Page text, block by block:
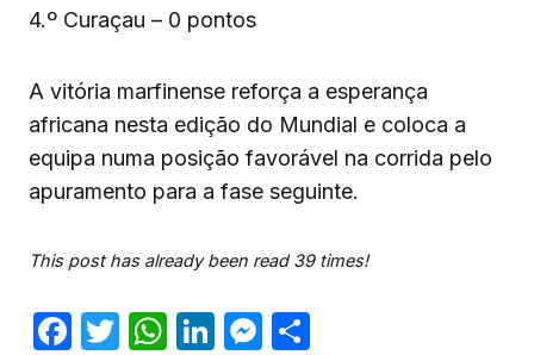
4.º Curaçau – 0 pontos
A vitória marfinense reforça a esperança
africana nesta edição do Mundial e coloca a
equipa numa posição favorável na corrida pelo
apuramento para a fase seguinte.
This post has already been read 39 times!
Facebook
Twitter
WhatsApp
LinkedIn
Messenger